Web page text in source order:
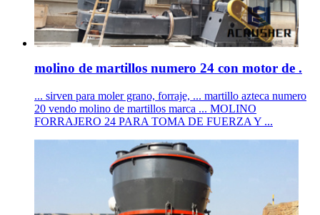
molino de martillos numero 24 con motor de .
... sirven para moler grano, forraje, ... martillo azteca numero
20 vendo molino de martillos marca ... MOLINO
FORRAJERO 24 PARA TOMA DE FUERZA Y ...